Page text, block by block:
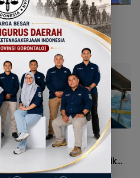
Cegah Gangguan
Pernapasan Selama
Kemarau, Dinkes
Kabupaten Gorontalo
Gencarkan Pembagian
Masker
Terjang Ombak Demi
Pulau Dudepo, Rusli
Habibie Resmikan Listrik
Perdana di Pulau Dudepo